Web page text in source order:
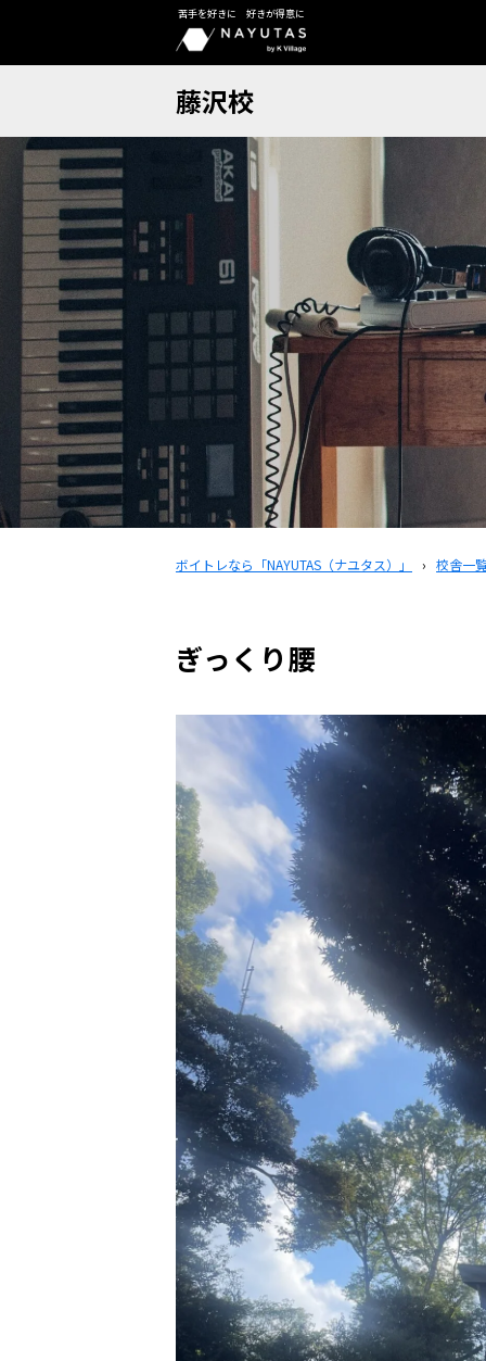
苦手を好きに 好きが得意に
藤沢校
ボイトレなら「NAYUTAS（ナユタス）」 › 校舎一
ぎっくり腰